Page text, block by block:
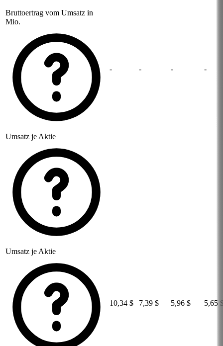
Bruttoertrag vom Umsatz in
Mio.
- - - -
Umsatz je Aktie
Umsatz je Aktie
10,34 $ 7,39 $ 5,96 $ 5,65